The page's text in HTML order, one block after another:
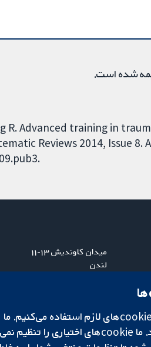
شده است.
R. Advanced training in
Reviews 2014, Issue 8.
میدان کاوندیش ۱۳-۱۱
لندن